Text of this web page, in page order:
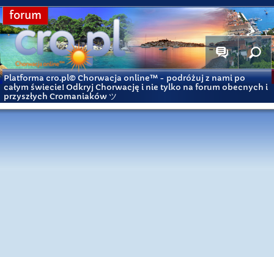
forum
Platforma cro.pl© Chorwacja online™ - podróżuj z nami po
całym świecie! Odkryj Chorwację i nie tylko na forum obecnych i
przyszłych Cromaniaków ツ